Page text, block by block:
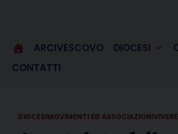
ARCIVESCOVO DIOCESI
CONTATTI
DIOCESIMOVIMENTI ED ASSOCIAZIONI